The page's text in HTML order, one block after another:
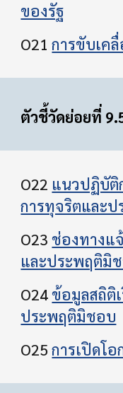
ของรัฐ
O21การขับเค
ตัวชี้วัดย่อยที่
O22 แนวปฏิบัติ
การทุจริตและ
O23ช่องทางแ
และประพฤติมิ
O24ข้อมูลสถิติ
ประพฤติมิชอบ
O25การเปิดโ